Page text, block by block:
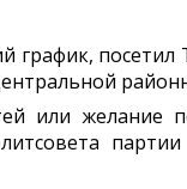
график,
или желание